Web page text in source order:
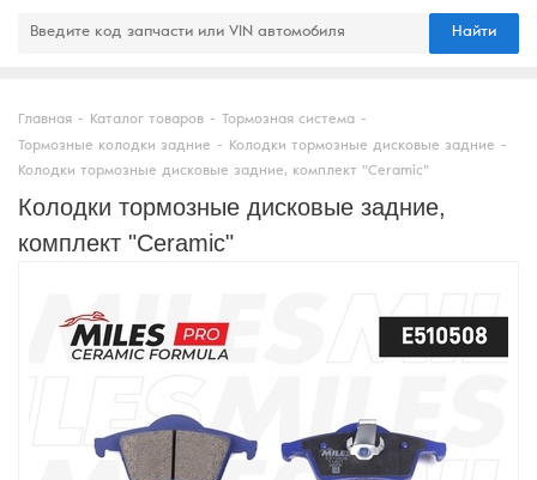
Найти
Главная - Каталог товаров - Тормозная система -
Тормозные колодки задние - Колодки тормозные дисковые задние -
Колодки тормозные дисковые задние, комплект "Ceramic"
Колодки тормозные дисковые задние,
комплект "Ceramic"